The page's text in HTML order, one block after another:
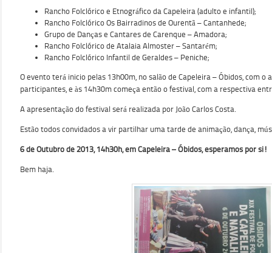
Rancho Folclórico e Etnográfico da Capeleira (adulto e infantil);
Rancho Folclórico Os Bairradinos de Ourentã – Cantanhede;
Grupo de Danças e Cantares de Carenque – Amadora;
Rancho Folclórico de Atalaia Almoster – Santarém;
Rancho Folclórico Infantil de Geraldes – Peniche;
O evento terá inicio pelas 13h00m, no salão de Capeleira – Óbidos, com o
participantes, e às 14h30m começa então o festival, com a respectiva
A apresentação do festival será realizada por João Carlos Costa.
Estão todos convidados a vir partilhar uma tarde de animação, dança,
6 de Outubro de 2013, 14h30h, em Capeleira – Óbidos, esperamos por si!
Bem haja.